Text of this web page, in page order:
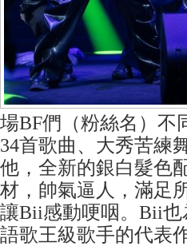
場BF們（粉絲名）不
34首歌曲、大秀苦練
他，全新的銀白髮色
材，帥氣逼人，滿足
讓Bii感動哽咽。Bii也
語歌王級歌手的代表